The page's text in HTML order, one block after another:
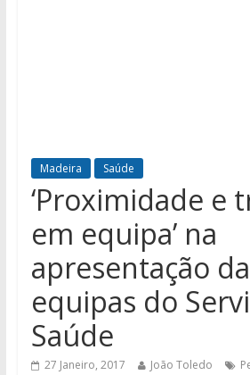
Madeira Saúde
‘Proximidade e
em equipa’ na
apresentação
equipas do
Saúde
27 Janeiro, 2017 João Toledo